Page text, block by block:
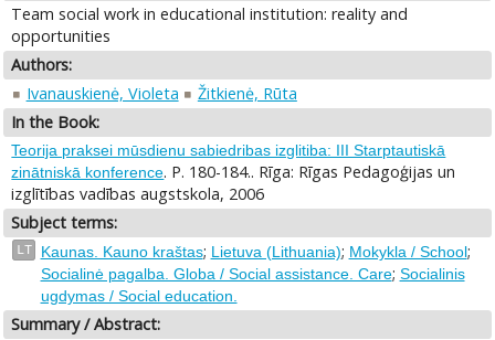
Team social work in educational institution: reality and
opportunities
Authors:
Ivanauskienė, Violeta
Žitkienė, Rūta
In the Book:
Teorija praksei mūsdienu sabiedribas izglitiba: III Starptautiskā
zinātniskā konference. P. 180-184.. Rīga: Rīgas Pedagoģijas un
izglītības vadības augstskola, 2006
Subject terms:
LT Kaunas. Kauno kraštas; Lietuva (Lithuania); Mokykla / School;
Socialinė pagalba. Globa / Social assistance. Care; Socialinis
ugdymas / Social education.
Summary / Abstract: